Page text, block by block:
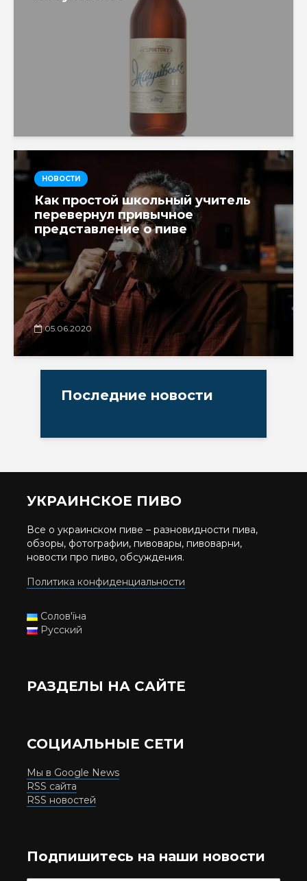
НОВОСТИ
Как простой школьный учитель
перевернул привычное
представление о пиве
05.06.2020
Последние новости
УКРАИНСКОЕ ПИВО
Все о украинском пиве – разновидности пива,
обзоры, фотографии, пивовары, пивоварни,
новости про пиво, обсуждения.
Политика конфиденциальности
Солов'їна
Русский
РАЗДЕЛЫ НА САЙТЕ
СОЦИАЛЬНЫЕ СЕТИ
Мы в Google News
RSS сайта
RSS новостей
Подпишитесь на наши новости